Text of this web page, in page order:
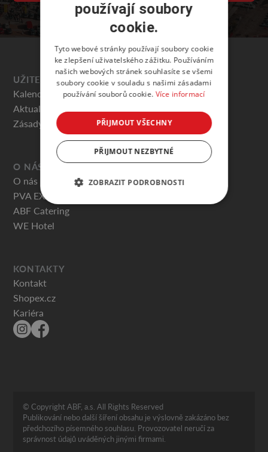
UŽITEČNÉ
Kalendář akcí
Aktuality
Zásady ochrany osobních údajů
O NÁS
O nás
PVA EXPO PRAHA
ABF Catering
WE Hotel
KONTAKTY
Kontakt
Shopex.cz
Kariéra
© Copyright ABF, a.s. All Rights Reserved
Publikování nebo další šíření obsahu je výslovně zakázáno bez
předchozího písemného souhlasu. Provozovatel neručí za
správnost údajů uváděných jinými firmami.
používají soubory
cookie.
Tyto webové stránky používají soubory cookie
ke zlepšení uživatelského zážitku. Používáním
našich webových stránek souhlasíte se všemi
soubory cookie v souladu s našimi zásadami
používání souborů cookie. Více informací
PŘIJMOUT VŠECHNY
PŘIJMOUT NEZBYTNÉ
ZOBRAZIT PODROBNOSTI